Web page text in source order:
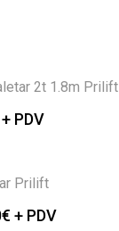
2t 1.8m Prilift
PDV
Prilift
€ + PDV